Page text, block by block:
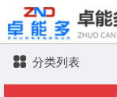
分类列表